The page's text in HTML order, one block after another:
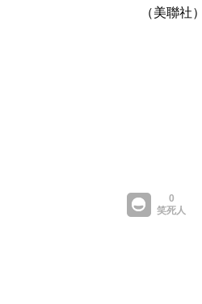
（美聯社）